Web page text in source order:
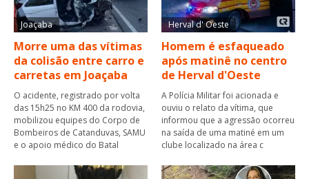
Joaçaba
Morre uma das vítimas
da colisão entre carro e
carretas em Joaçaba
O acidente, registrado por volta
das 15h25 no KM 400 da rodovia,
mobilizou equipes do Corpo de
Bombeiros de Catanduvas, SAMU
e o apoio médico do Batal
Herval d' Oeste
Homem é esfaqueado
após matinê no centro
de Herval d'Oeste
A Polícia Militar foi acionada e
ouviu o relato da vítima, que
informou que a agressão ocorreu
na saída de uma matiné em um
clube localizado na área c